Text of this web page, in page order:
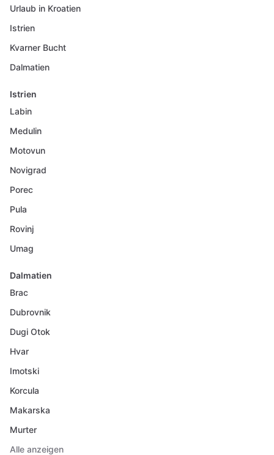
Urlaub in Kroatien
Istrien
Kvarner Bucht
Dalmatien
Istrien
Labin
Medulin
Motovun
Novigrad
Porec
Pula
Rovinj
Umag
Dalmatien
Brac
Dubrovnik
Dugi Otok
Hvar
Imotski
Korcula
Makarska
Murter
Alle anzeigen